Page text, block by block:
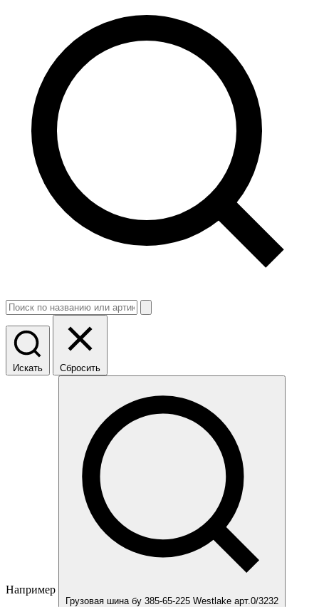
Искать Сбросить
Например
Грузовая шина бу 385-65-225 Westlake арт.0/3232